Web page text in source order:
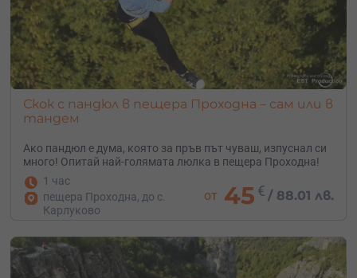
Скок с пандюл в пещера Проходна – сам или в
тандем
Ако пандюл е дума, която за пръв път чуваш, изпуснал си
много! Опитай най-голямата люлка в пещера Проходна!
1 час
пещера Проходна, до с.
Карлуково
от 45 € / 88.01 лв.